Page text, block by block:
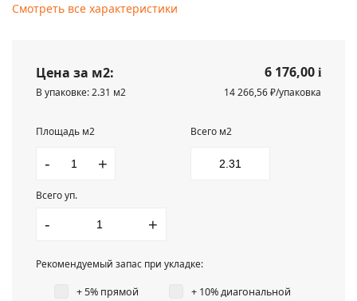
Смотреть все характеристики
Цена за м2: 6 176,00 i
В упаковке: 2.31 м2
14 266,56 ₽/упаковка
Площадь м2
- +
Всего м2
Всего уп.
- +
Рекомендуемый запас при укладке:
+ 5% прямой + 10% диагональной